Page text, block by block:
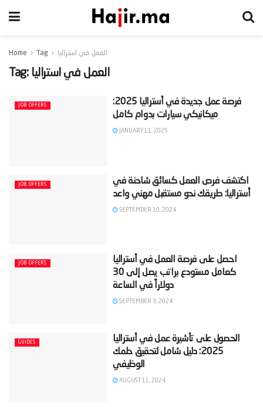
Home Tag العمل في استراليا
Tag: العمل في استراليا
JOB OFFERS
‫فرصة عمل جديدة في أستراليا 2025:
ميكانيكي سيارات بدوام كامل‬
JANUARY 11, 2025
JOB OFFERS
‫اكتشف فرص العمل كسائق شاحنة في
SEPTEMBER 10, 2024
JOB OFFERS
‫احصل على فرصة العمل في أستراليا
كعامل مستودع براتب يصل إلى 30
دولاراً في الساعة‬
SEPTEMBER 3, 2024
GUIDES
‫الحصول على تأشيرة عمل في أستراليا
2025: دليل شامل لتحقيق حلمك
AUGUST 11, 2024